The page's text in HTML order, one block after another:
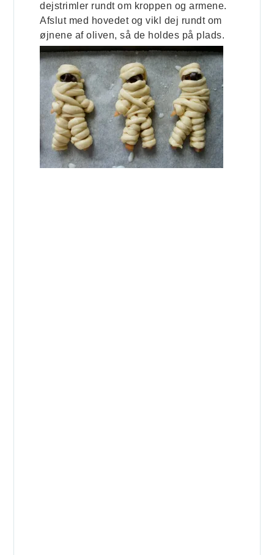
dejstrimler rundt om kroppen og armene.
Afslut med hovedet og vikl dej rundt om
øjnene af oliven, så de holdes på plads.